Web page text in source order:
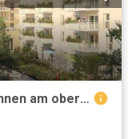
Da schau her! Arbeiten, Leben, Wohnen am oberen Hausfeld! Gartenwohnung! T4.02